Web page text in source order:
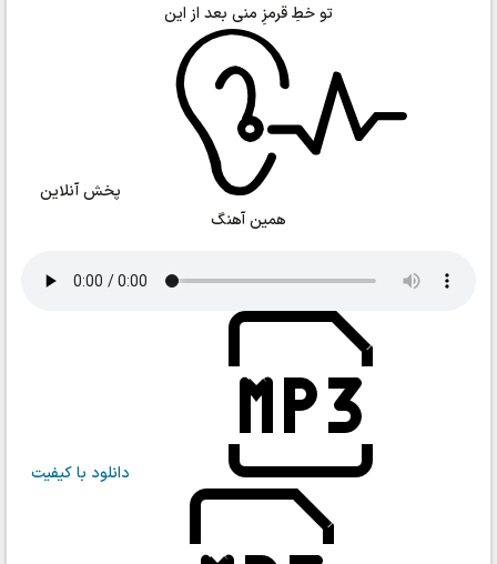
تو خطِ قرمزِ منی بعد از این
پخش آنلاین
همین آهنگ
دانلود با کیفیت